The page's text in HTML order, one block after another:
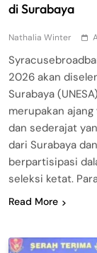
di Surabaya
Nathalia Winter
2026 akan
Surabaya
merupakan
dan sederajat
dari Surabaya
berpartisipasi
seleksi ketat.
Read More